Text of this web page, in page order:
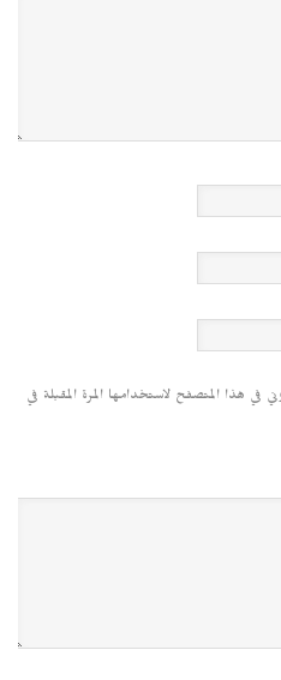
في هذا المتصفح لاستخدامها المرة المقبلة في